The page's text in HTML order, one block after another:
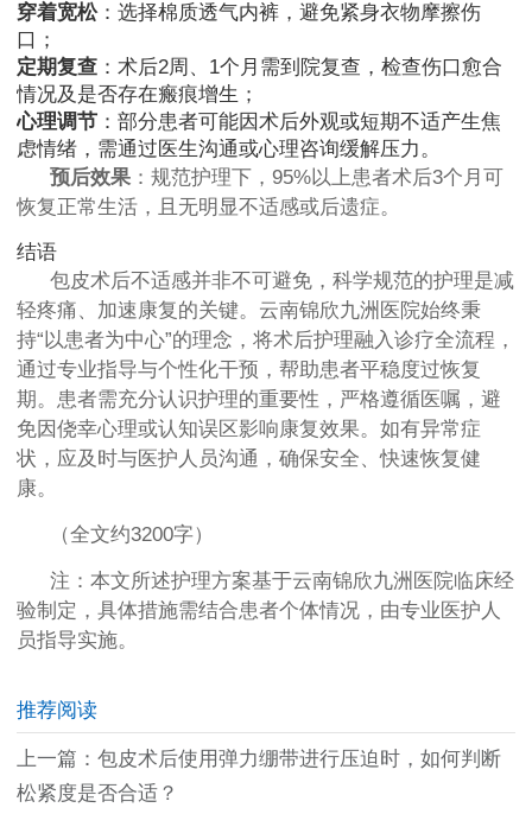
穿着宽松：选择棉质透气内裤，避免紧身衣物摩擦伤
口；
定期复查 ：术后2周、1个月需到院复查，检查伤口愈合
情况及是否存在瘢痕增生；
心理调节 ：部分患者可能因术后外观或短期不适产生焦
虑情绪，需通过医生沟通或心理咨询缓解压力。
预后效果 ：规范护理下，95%以上患者术后3个月可
恢复正常生活，且无明显不适感或后遗症。
结语
包皮术后不适感并非不可避免，科学规范的护理是减
轻疼痛、加速康复的关键。云南锦欣九洲医院始终秉
持“以患者为中心”的理念，将术后护理融入诊疗全流程，
通过专业指导与个性化干预，帮助患者平稳度过恢复
期。患者需充分认识护理的重要性，严格遵循医嘱，避
免因侥幸心理或认知误区影响康复效果。如有异常症
状，应及时与医护人员沟通，确保安全、快速恢复健
康。
（全文约3200字）
注：本文所述护理方案基于云南锦欣九洲医院临床经
验制定，具体措施需结合患者个体情况，由专业医护人
员指导实施。
推荐阅读
上一篇： 包皮术后使用弹力绷带进行压迫时，如何判断
松紧度是否合适？